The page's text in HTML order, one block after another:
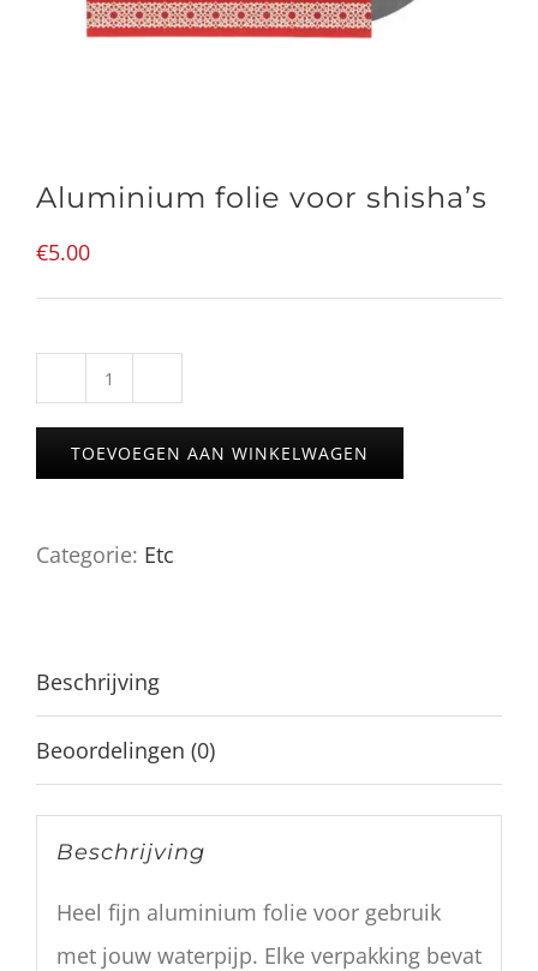
Aluminium folie voor shisha’s
€5.00
Aluminium
folie
voor
aantal
TOEVOEGEN AAN WINKELWAGEN
Categorie: Etc
Beschrijving
Beoordelingen (0)
Beschrijving
Heel fijn aluminium folie voor gebruik
met jouw waterpijp. Elke verpakking bevat